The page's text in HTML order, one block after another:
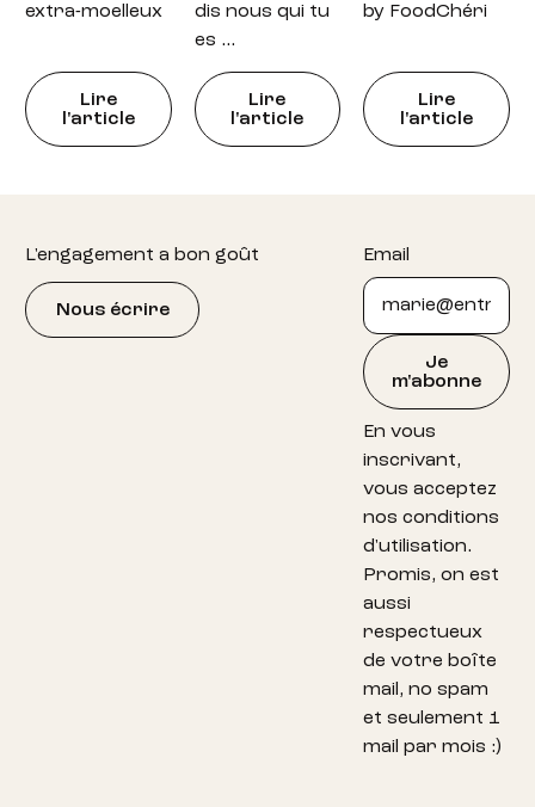
extra-moelleux
Lire
l'article
dis nous qui tu
es …
Lire
l'article
by FoodChéri
Lire
l'article
L'engagement a bon goût
Nous écrire
Email
Je
m'abonne
En vous
inscrivant,
vous acceptez
nos conditions
d'utilisation.
Promis, on est
aussi
respectueux
de votre boîte
mail, no spam
et seulement 1
mail par mois :)